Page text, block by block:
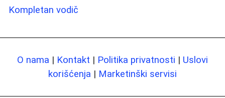
Kompletan vodič
O nama | Kontakt | Politika privatnosti | Uslovi
korišćenja | Marketinški servisi